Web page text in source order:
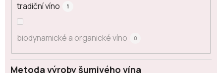
tradiční víno 1
biodynamické a organické víno 0
Metoda výroby šumivého vína